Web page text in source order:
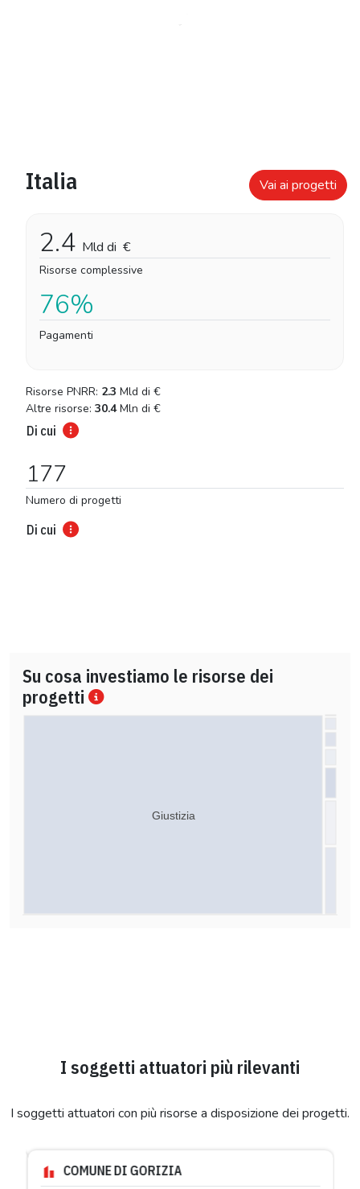
Italia Vai ai progetti
2.4 Mld di €
Risorse complessive
76%
Pagamenti
Risorse PNRR: 2.3 Mld di €
Altre risorse: 30.4 Mln di €
Di cui
177
Numero di progetti
Di cui
Su cosa investiamo le risorse dei
progetti
Giustizia
I soggetti attuatori più rilevanti
I soggetti attuatori con più risorse a disposizione dei progetti.
COMUNE DI GORIZIA